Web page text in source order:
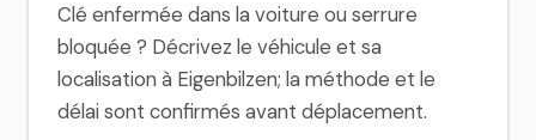
Clé enfermée dans la voiture ou serrure
bloquée ? Décrivez le véhicule et sa
localisation à Eigenbilzen; la méthode et le
délai sont confirmés avant déplacement.